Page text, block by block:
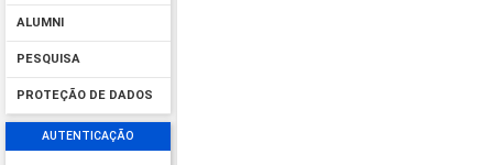
ALUMNI
PESQUISA
PROTEÇÃO DE DADOS
AUTENTICAÇÃO